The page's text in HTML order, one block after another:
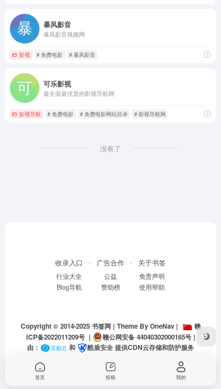
暴风影音
暴风影音视频网
影视 # 免费电影 # 暴风影音
可乐影视
最全面最优质的影视导航网
影视导航 # 免费电影 # 免费电影网站目录 # 影视导航网
没有了
收录入口
行业大全
Blog导航
广告合作
公益
赞助榜
关于书签
免责声明
使用帮助
Copyright © 2014-2025 书签网 | Theme By OneNav|
赣
ICP备2022011209号| 赣公网安备 44040302000165号|
由：
和 酷盾安全 提供CDN云存储和防护服务
首页 投稿 我的